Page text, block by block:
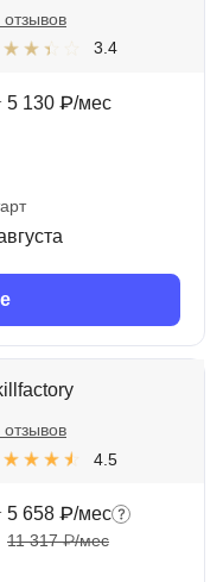
3.4
отзывов
5 130 ₽/мес
4.5
отзывов
5 658 ₽/мес
11 317 ₽/мес